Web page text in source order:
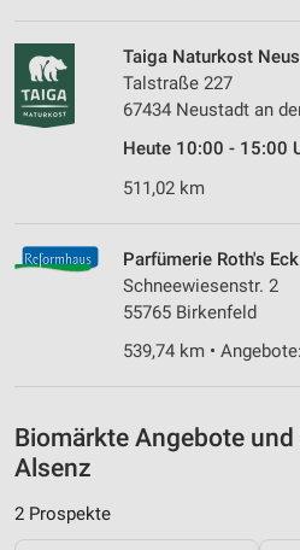
Taiga Naturkost
Talstraße 227
67434 Neustadt an
Heute 10:00 - 15:00
511,02 km
Parfümerie Roth's
Schneewiesenstr. 2
55765 Birkenfeld
539,74 km •
Biomärkte Angebote
Alsenz
2 Prospekte
personalisierter Inhalte
Messung der Werbeleistung
Messung der Performance von
Quellen
Entwicklung und Verbesserung
Verwendung reduzierter Daten
Verwendung genauer
Informationen identifizieren